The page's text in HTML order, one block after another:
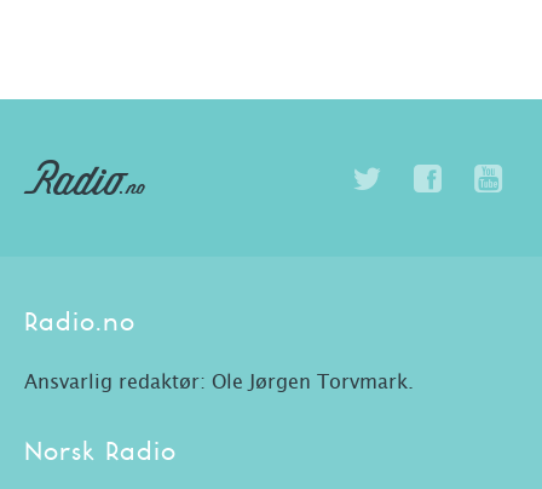
Radio.no
Ansvarlig redaktør: Ole Jørgen Torvmark.
Norsk Radio